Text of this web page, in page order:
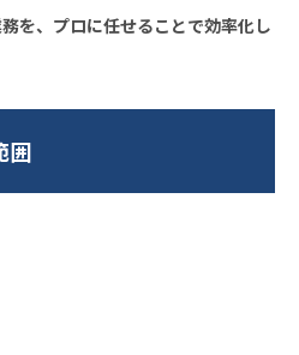
を、プロに任せることで効率化し
囲